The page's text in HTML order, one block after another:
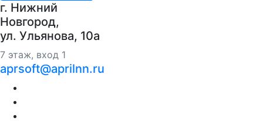
г. Нижний
Новгород,
ул. Ульянова, 10a
7 этаж, вход 1
aprsoft@aprilnn.ru